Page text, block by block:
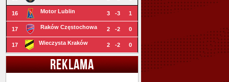
16 Motor Lublin 3 -3 1
17 Raków Częstochowa 2 -2 0
17 Wieczysta Kraków 2 -2 0
REKLAMA